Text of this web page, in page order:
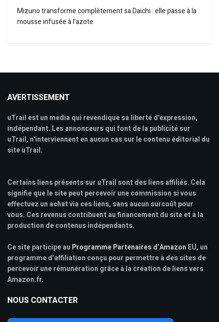
Mizuno transforme complètement sa Daichi : elle passe à la
mousse infusée à l’azote
AVERTISSEMENT
uTrail est un media qui revendique sa liberté d'expression,
indépendant. Les annonceurs qui font de la publicité sur
uTrail, n'interviennent en aucun cas sur le contenu éditorial du
site uTrail.
Certains liens présents sur uTrail sont des liens affiliés. Cela
signifie que le site peut percevoir une commission si vous
effectuez un achat via ces liens, sans aucun surcoût pour
vous. Ces revenus contribuent au financement du site et à la
production de contenus indépendants.
Ce site participe au Programme Partenaires d’Amazon EU, un
programme d’affiliation conçu pour permettre à des sites de
percevoir une rémunération grâce à la création de liens vers
Amazon.fr.
NOUS CONTACTER